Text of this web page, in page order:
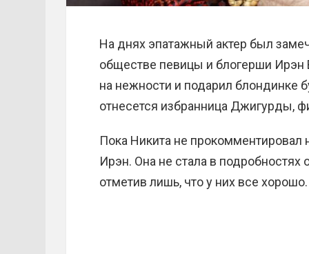
На днях эпатажный актер был
обществе певицы и блогерши
на нежности и подарил блондинке
отнесется избранница Джигурды,
Пока Никита не прокомментировал
Ирэн. Она не стала в
отметив лишь, что у них все хорошо.